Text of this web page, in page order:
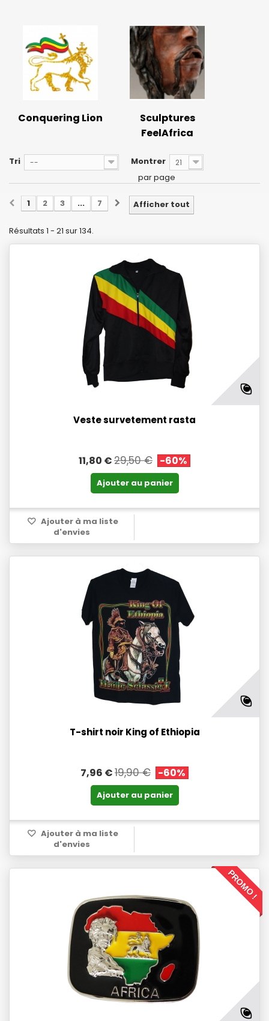
Conquering Lion
Sculptures
FeelAfrica
Tri -- Montrer 21
par page
Afficher tout
1 2 3 ... 7
Résultats 1 - 21 sur 134.
Veste survetement rasta
11,80 €29,50 € -60%
Ajouter au panier
Ajouter à ma liste
d'envies
T-shirt noir King of Ethiopia
7,96 €19,90 € -60%
Ajouter au panier
Ajouter à ma liste
d'envies
PROMO !